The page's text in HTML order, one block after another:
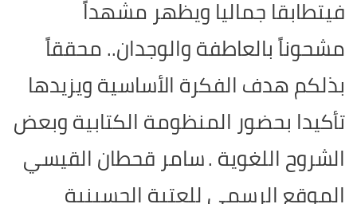
فيتطابقا جماليا ويظهر مشهداً
مشحوناً بالعاطفة والوجدان.. محققاً
بذلكم هدف الفكرة الأساسية ويزيدها
تأكيدا بحضور المنظومة الكتابية وبعض
الشروح اللغوية .سامر قحطان القيسي
الموقع الرسمي للعتبة الحسينية